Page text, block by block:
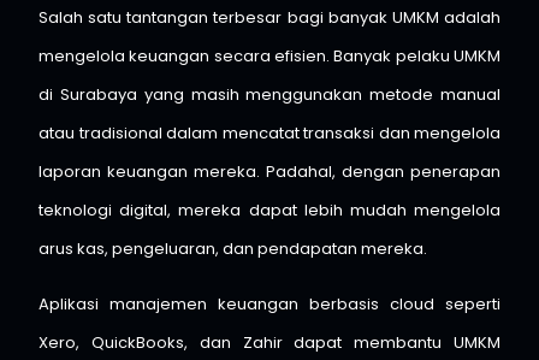
Salah satu tantangan terbesar bagi banyak UMKM adalah
mengelola keuangan secara efisien. Banyak pelaku UMKM
di Surabaya yang masih menggunakan metode manual
atau tradisional dalam mencatat transaksi dan mengelola
laporan keuangan mereka. Padahal, dengan penerapan
teknologi digital, mereka dapat lebih mudah mengelola
arus kas, pengeluaran, dan pendapatan mereka.
Aplikasi manajemen keuangan berbasis cloud seperti
Xero, QuickBooks, dan Zahir dapat membantu UMKM